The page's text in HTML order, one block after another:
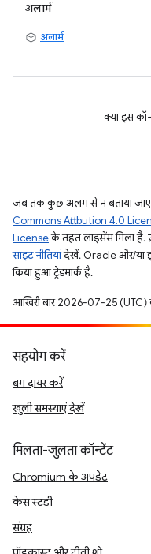
अलार्म
अलार्म
क्या इस
जब तक कुछ अलग से न बताया
Commons Attribution 4.0
Licenseके तहत लाइसेंस मिला है.
साइट नीतियांदेखें. Oracle और/या
किया हुआ ट्रेडमार्क है.
आखिरी बार 2026-07-25 (UTC)
सहयोग करें
बग दायर करें
खुली समस्याएं देखें
मिलता-जुलता कॉन्टेंट
Chromium के अपडेट
केस स्टडी
संग्रह